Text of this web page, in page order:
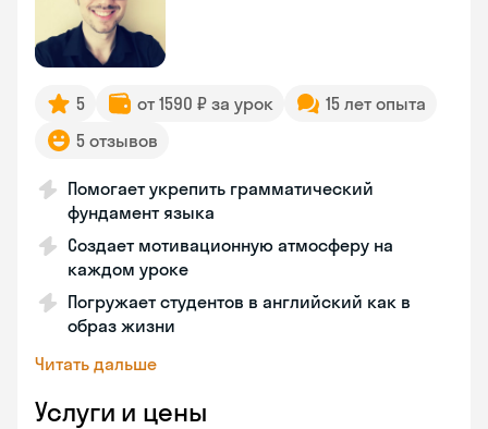
5 от 1590 ₽ за урок
15 лет опыта
5 отзывов
Помогает укрепить грамматический
фундамент языка
Создает мотивационную атмосферу на
каждом уроке
Погружает студентов в английский как в
образ жизни
Читать дальше
Услуги и цены